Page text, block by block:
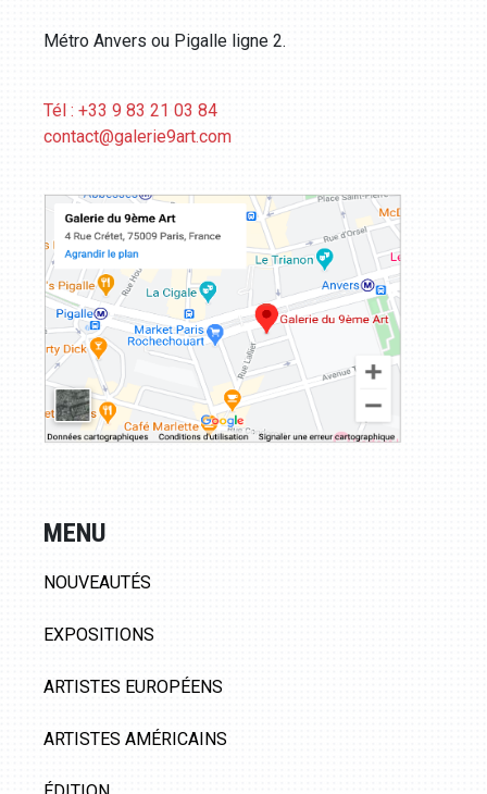
Métro Anvers ou Pigalle ligne 2.
Tél : +33 9 83 21 03 84
contact@galerie9art.com
MENU
NOUVEAUTÉS
EXPOSITIONS
ARTISTES EUROPÉENS
ARTISTES AMÉRICAINS